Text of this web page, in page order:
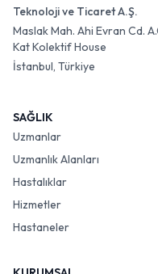
Teknoloji ve Ticaret A.Ş.
Maslak Mah. Ahi Evran Cd.
Kat Kolektif House
İstanbul, Türkiye
SAĞLIK
Uzmanlar
Uzmanlık Alanları
Hastalıklar
Hizmetler
Hastaneler